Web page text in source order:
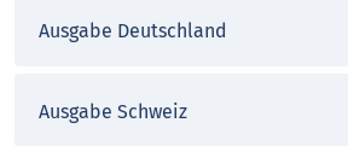
Ausgabe Deutschland
Ausgabe Schweiz